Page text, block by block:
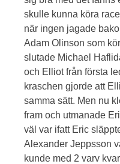
skulle kunna köra
när ingen jagade
Adam Olinson som
slutade Michael
och Elliot från första
kraschen gjorde att
samma sätt. Men nu
fram och utmanade
väl var ifatt Eric
Alexander Jeppsson
kunde med 2 varv